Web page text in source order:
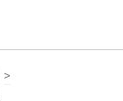
>